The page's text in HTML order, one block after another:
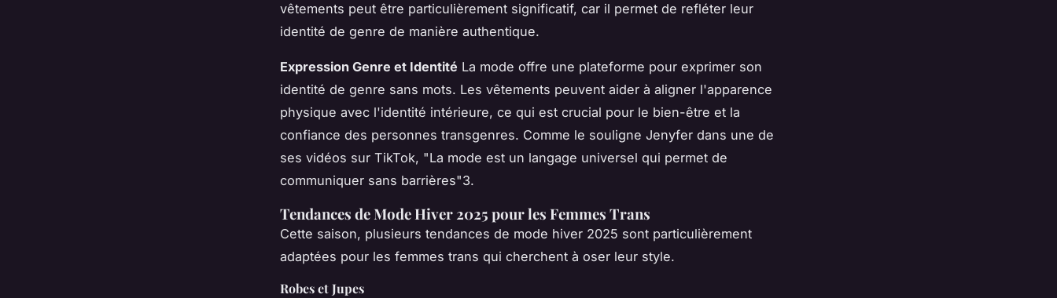
vêtements peut être particulièrement significatif, car il permet de refléter leur
identité de genre de manière authentique.
Expression Genre et Identité La mode offre une plateforme pour exprimer son
identité de genre sans mots. Les vêtements peuvent aider à aligner l'apparence
physique avec l'identité intérieure, ce qui est crucial pour le bien-être et la
confiance des personnes transgenres. Comme le souligne Jenyfer dans une de
ses vidéos sur TikTok, "La mode est un langage universel qui permet de
communiquer sans barrières"3.
Tendances de Mode Hiver 2025 pour les Femmes Trans
Cette saison, plusieurs tendances de mode hiver 2025 sont particulièrement
adaptées pour les femmes trans qui cherchent à oser leur style.
Robes et Jupes